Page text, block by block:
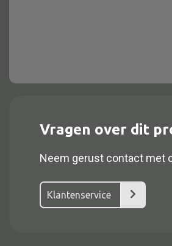
Alle kasten
Dressoir
Nachtkast
Vragen over dit
Neem gerust contact met
Klantenservice